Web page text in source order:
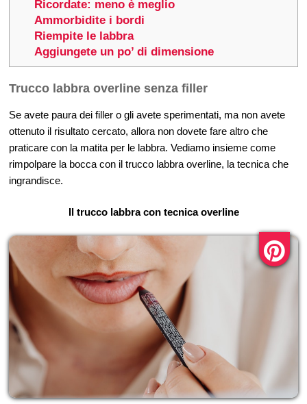
Ricordate: meno è meglio
Ammorbidite i bordi
Riempite le labbra
Aggiungete un po’ di dimensione
Trucco labbra overline senza filler
Se avete paura dei filler o gli avete sperimentati, ma non avete
ottenuto il risultato cercato, allora non dovete fare altro che
praticare con la matita per le labbra. Vediamo insieme come
rimpolpare la bocca con il trucco labbra overline, la tecnica che
ingrandisce.
Il trucco labbra con tecnica overline